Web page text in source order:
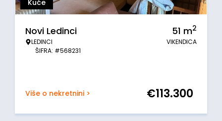
Kuće
Novi Ledinci
LEDINCI
ŠIFRA: #568231
51 m2
VIKENDICA
Više o nekretnini > €113.300